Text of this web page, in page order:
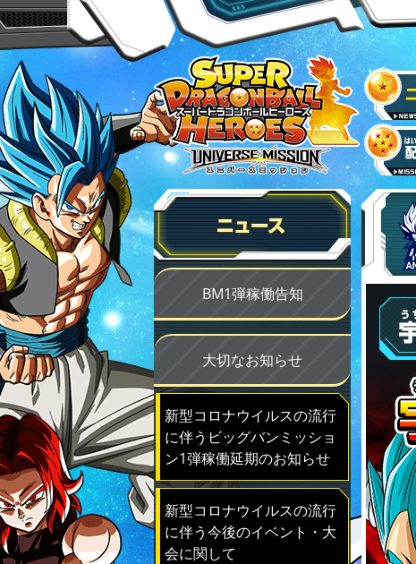
BM1弾稼働告知
大切なお知らせ
新型コロナウイルスの流行
に伴うビッグバンミッショ
ン1弾稼働延期のお知らせ
新型コロナウイルスの流行
に伴う今後のイベント・大
会に関して